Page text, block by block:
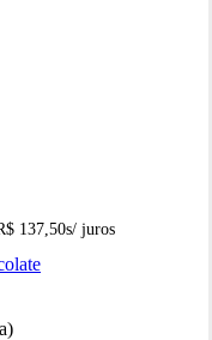
137,50s/ juros